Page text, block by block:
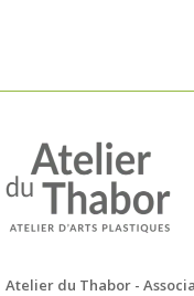
Atelier du Thabor -